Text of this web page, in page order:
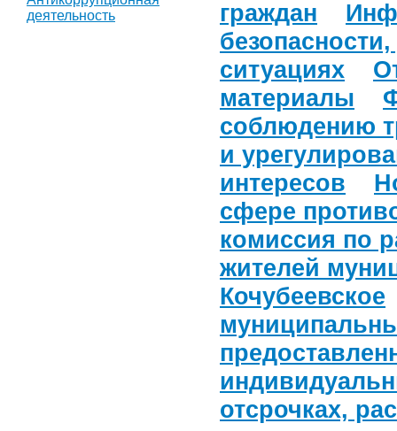
деятельность
граждан
ситуациях
материалы
соблюдению
и
интересов
сфере
комиссия по
жителей
Кочубеевское
отсрочках,